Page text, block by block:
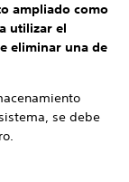
ampliado como
utilizar el
eliminar una de
se debe